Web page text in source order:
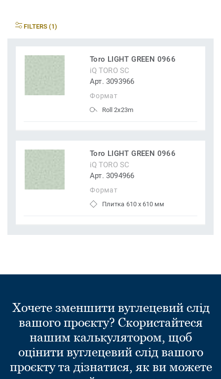
FILTERS (1)
Toro LIGHT GREEN 0966
iQ TORO SC
Арт. 3093966
Формат
Roll 2x23m
Toro LIGHT GREEN 0966
iQ TORO SC
Арт. 3094966
Формат
Плитка 610 x 610 мм
Хочете зменшити вуглецевий слід
вашого проєкту? Скористайтеся
нашим калькулятором, щоб
оцінити вуглецевий слід вашого
проєкту та дізнатися, як ви можете